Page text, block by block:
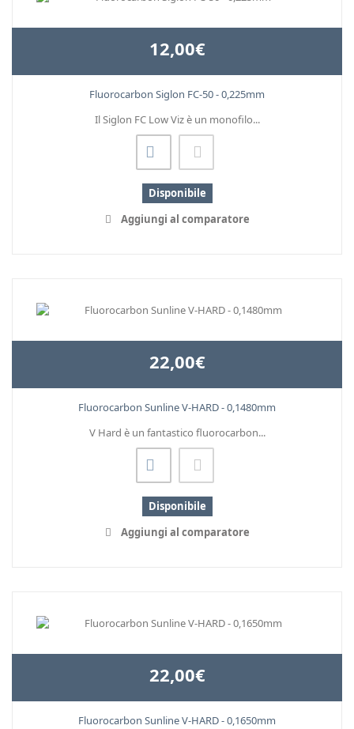
12,00€
Fluorocarbon Siglon FC-50 - 0,225mm
Il Siglon FC Low Viz è un monofilo...
Disponibile
Aggiungi al comparatore
22,00€
Fluorocarbon Sunline V-HARD - 0,1480mm
V Hard è un fantastico fluorocarbon...
Disponibile
Aggiungi al comparatore
22,00€
Fluorocarbon Sunline V-HARD - 0,1650mm